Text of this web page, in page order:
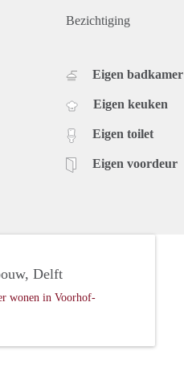
Bezichtiging
Eigen badkamer
Eigen keuken
Eigen toilet
Eigen voordeur
Delft
wonen in Voorhof-